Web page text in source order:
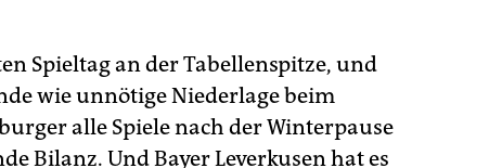
Spieltag an der Tabellenspitze, und
wie unnötige Niederlage beim
alle Spiele nach der Winterpause
Bilanz. Und Bayer Leverkusen hat es